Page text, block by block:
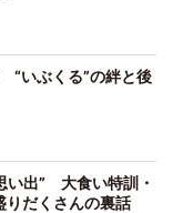
“いぶくる”の絆と後
い出” 大食い特訓・
だくさんの裏話